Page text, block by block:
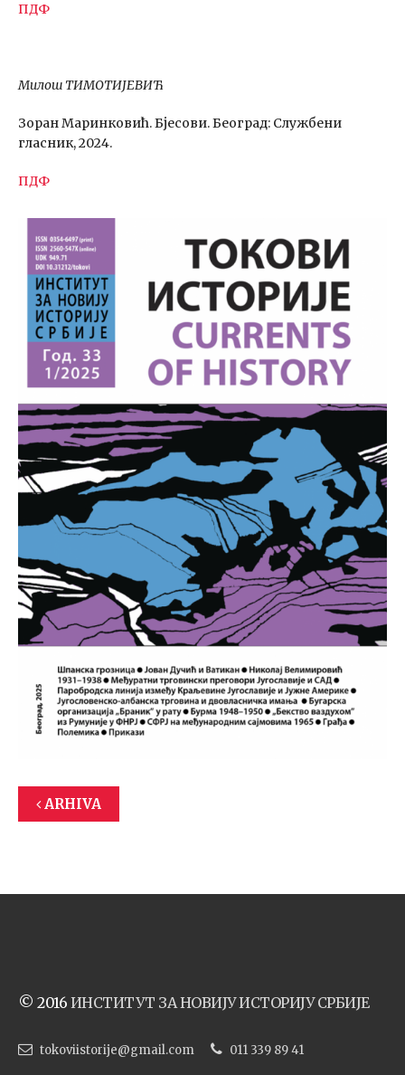
ПДФ
Милош ТИМОТИЈЕВИЋ
Зоран Маринковић. Бјесови. Београд: Службени
гласник, 2024.
ПДФ
ARHIVA
© 2016 ИНСТИТУТ ЗА НОВИЈУ ИСТОРИЈУ СРБИЈЕ
tokoviistorije@gmail.com 011 339 89 41